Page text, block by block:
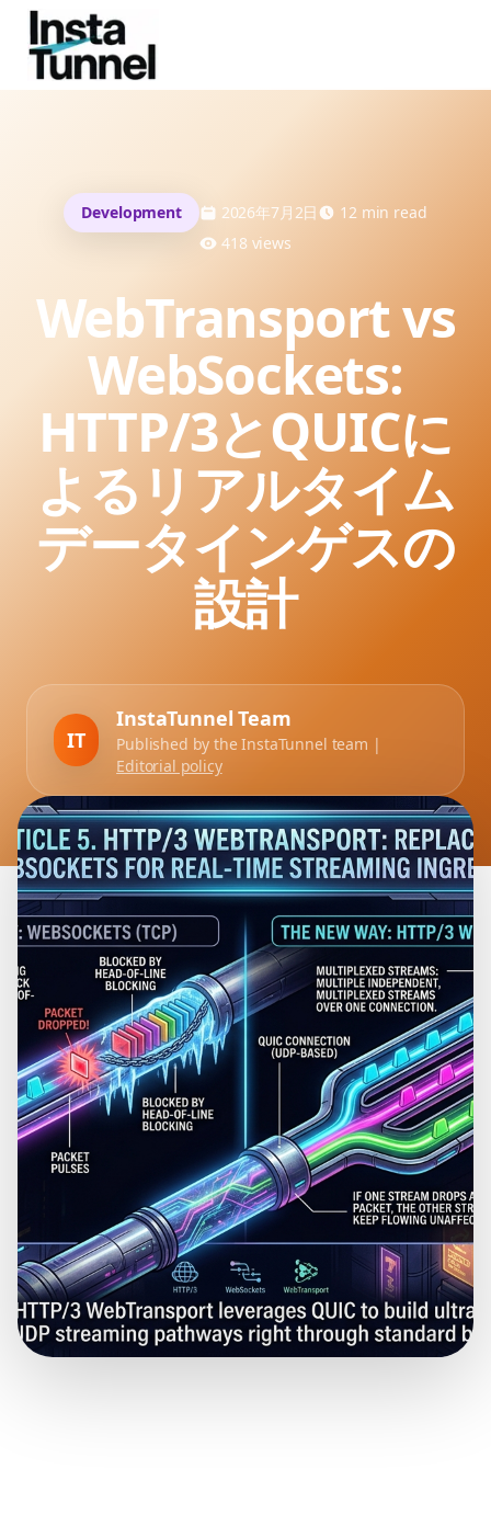
Development 2026年7月2日 12 min read
418 views
WebTransport vs
WebSockets:
HTTP/3とQUICに
よるリアルタイム
データインゲスの
設計
IT
InstaTunnel Team
Published by the InstaTunnel team |
Editorial policy